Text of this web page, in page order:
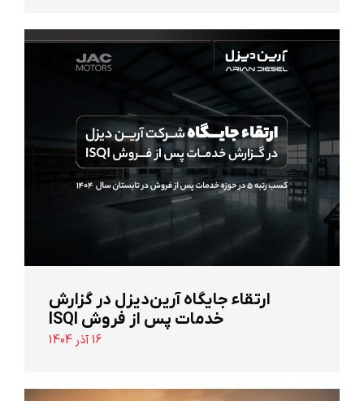
ارتقاء جایگاه آرین‌دیزل در گزارش
خدمات پس از فروش ISQI
16 آذر 1404